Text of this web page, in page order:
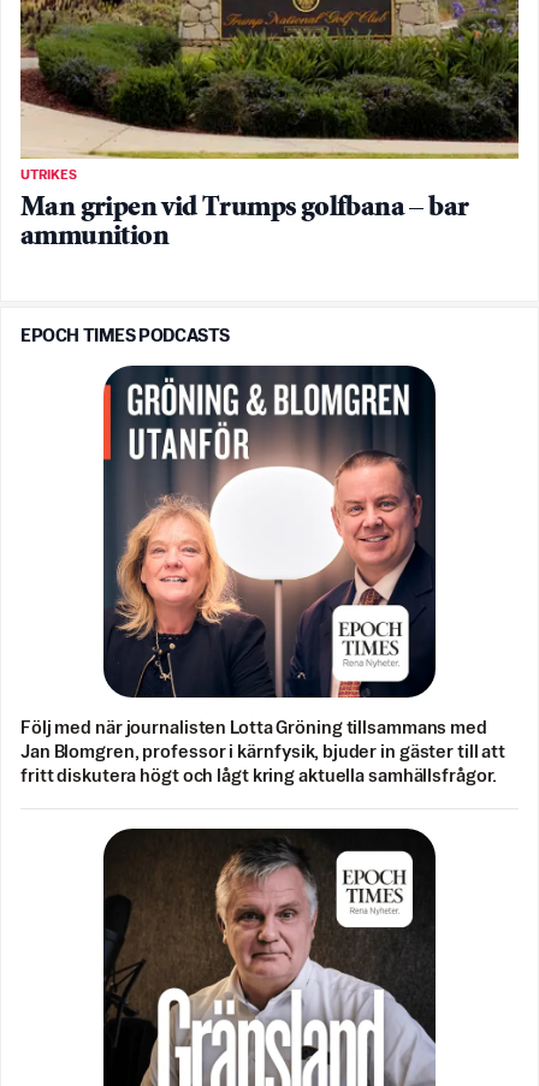
UTRIKES
Man gripen vid Trumps golfbana – bar
ammunition
EPOCH TIMES PODCASTS
Följ med när journalisten Lotta Gröning tillsammans med
Jan Blomgren, professor i kärnfysik, bjuder in gäster till att
fritt diskutera högt och lågt kring aktuella samhällsfrågor.